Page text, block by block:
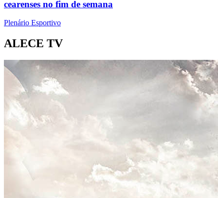
cearenses no fim de semana
Plenário Esportivo
ALECE TV